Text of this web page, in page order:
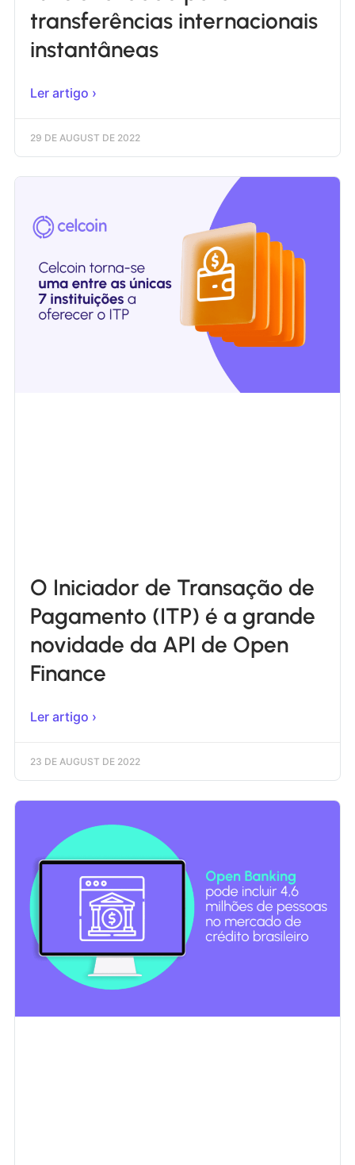
transferências internacionais
instantâneas
Ler artigo ›
29 DE AUGUST DE 2022
O Iniciador de Transação de
Pagamento (ITP) é a grande
novidade da API de Open
Finance
Ler artigo ›
23 DE AUGUST DE 2022